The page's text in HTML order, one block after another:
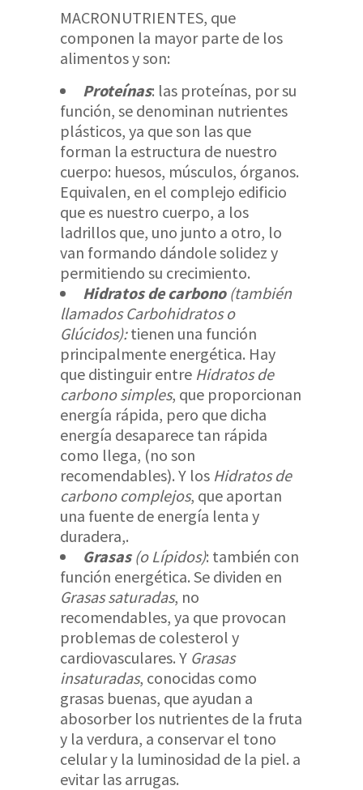
MACRONUTRIENTES, que
componen la mayor parte de los
alimentos y son:
Proteínas: las proteínas, por su
función, se denominan nutrientes
plásticos, ya que son las que
forman la estructura de nuestro
cuerpo: huesos, músculos, órganos.
Equivalen, en el complejo edificio
que es nuestro cuerpo, a los
ladrillos que, uno junto a otro, lo
van formando dándole solidez y
permitiendo su crecimiento.
Hidratos de carbono (también
llamados Carbohidratos o
Glúcidos):tienen una función
principalmente energética. Hay
que distinguir entre Hidratos de
carbono simples, que proporcionan
energía rápida, pero que dicha
energía desaparece tan rápida
como llega, (no son
recomendables). Y los Hidratos de
carbono complejos, que aportan
una fuente de energía lenta y
duradera,.
Grasas(o Lípidos): también con
función energética. Se dividen en
Grasas saturadas, no
recomendables, ya que provocan
problemas de colesterol y
cardiovasculares. Y Grasas
insaturadas, conocidas como
grasas buenas, que ayudan a
abosorber los nutrientes de la fruta
y la verdura, a conservar el tono
celular y la luminosidad de la piel. a
evitar las arrugas.